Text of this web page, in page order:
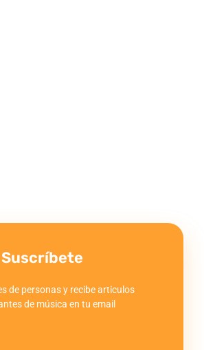
Suscríbete
de personas y recibe articulos
de música en tu email